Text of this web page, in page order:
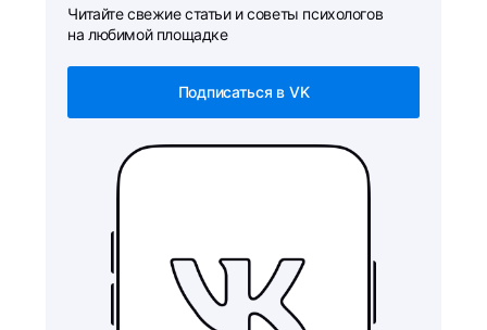
Читайте свежие статьи и советы психологов
на любимой площадке
Подписаться в VK